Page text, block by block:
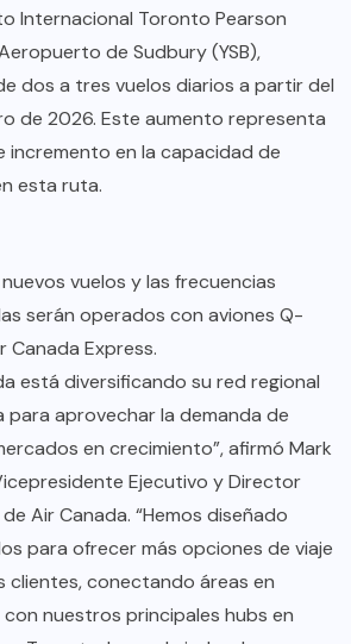
Internacional Toronto Pearson
de Sudbury (YSB),
dos a tres vuelos diarios a partir del
de 2026. Este aumento representa
incremento en la capacidad de
esta ruta.
vuelos y las frecuencias
serán operados con aviones Q-
Canada Express.
está diversificando su red regional
para aprovechar la demanda de
en crecimiento”, afirmó Mark
Ejecutivo y Director
Air Canada. “Hemos diseñado
para ofrecer más opciones de viaje
clientes, conectando áreas en
nuestros principales hubs en